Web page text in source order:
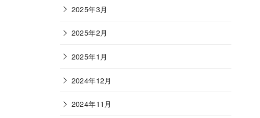
2025年3月
2025年2月
2025年1月
2024年12月
2024年11月